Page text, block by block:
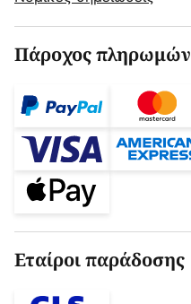
Πάροχος πληρωμών
Εταίροι παράδοσης